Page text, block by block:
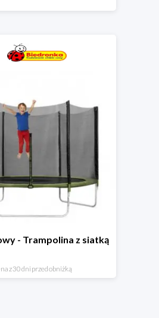
- Trampolina z siatką
z 30 dni przed obniżką